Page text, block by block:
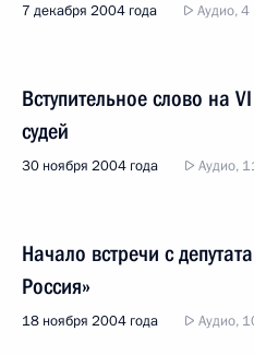
7 декабря 2004 года Аудио,
Вступительное слово на
судей
30 ноября 2004 года Аудио,
Начало встречи с
Россия»
18 ноября 2004 года Аудио,